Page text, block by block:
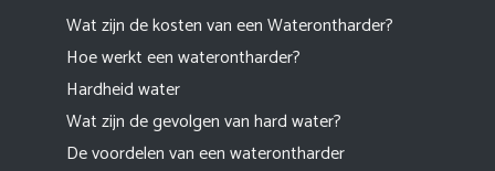
Wat zijn de kosten van een Waterontharder?
Hoe werkt een waterontharder?
Hardheid water
Wat zijn de gevolgen van hard water?
De voordelen van een waterontharder